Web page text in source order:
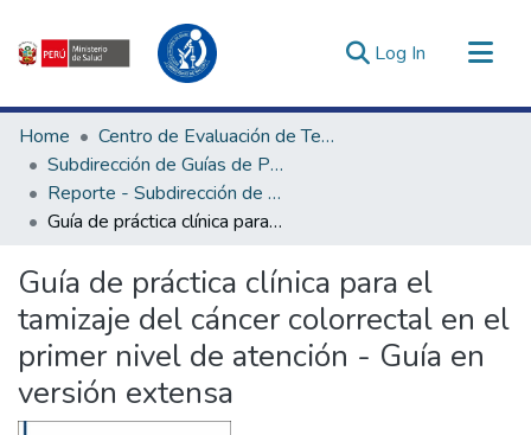
Log In (current)
Communities & Collections
All of DSpace
Statistics
Estadísticas Externas
Enlaces de interés ▾
Home
Centro de Evaluación de Tecnologías en Salud
Subdirección de Guías de Práctica Clínica
Reporte - Subdirección de Guías de Práctica Clínica
Guía de práctica clínica para el tamizaje del cáncer colorrectal en el primer nivel de atención - Guía en versión extensa
Guía de práctica clínica para el
tamizaje del cáncer colorrectal en el
primer nivel de atención - Guía en
versión extensa